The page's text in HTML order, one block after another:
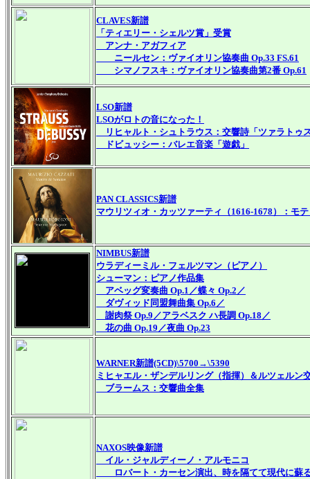
CLAVES新譜
「ティエリー・シェルツ賞」受賞
アンナ・アガフィア
ニールセン：ヴァイオリン協奏曲 Op.33 FS.61
シマノフスキ：ヴァイオリン協奏曲第2番 Op.61
LSO新譜
LSOがロトの音になった！
リヒャルト・シュトラウス：交響詩「ツァラトゥ
ドビュッシー：バレエ音楽「遊戯」
PAN CLASSICS新譜
マウリツィオ・カッツァーティ（1616-1678）：モ
NIMBUS新譜
ウラディーミル・フェルツマン（ピアノ）
シューマン：ピアノ作品集
アベッグ変奏曲 Op.1／蝶々 Op.2／
ダヴィッド同盟舞曲集 Op.6／
謝肉祭 Op.9／アラベスク ハ長調 Op.18／
花の曲 Op.19／夜曲 Op.23
WARNER新譜(5CD)\5700→\5390
ミヒャエル・ザンデルリング（指揮）＆ルツェルン
ブラームス：交響曲全集
NAXOS映像新譜
イル・ジャルディーノ・アルモニコ
ロバート・カーセン演出、時を隔てて現代に蘇